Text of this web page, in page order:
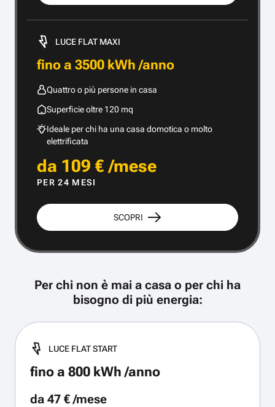
LUCE FLAT MAXI
fino a 3500 kWh /anno
Quattro o più persone in casa
Superficie oltre 120 mq
Ideale per chi ha una casa domotica o molto
elettrificata
da 109 € /mese
PER 24 MESI
SCOPRI
Per chi non è mai a casa o per chi ha
bisogno di più energia:
LUCE FLAT START
fino a 800 kWh /anno
da 47 € /mese